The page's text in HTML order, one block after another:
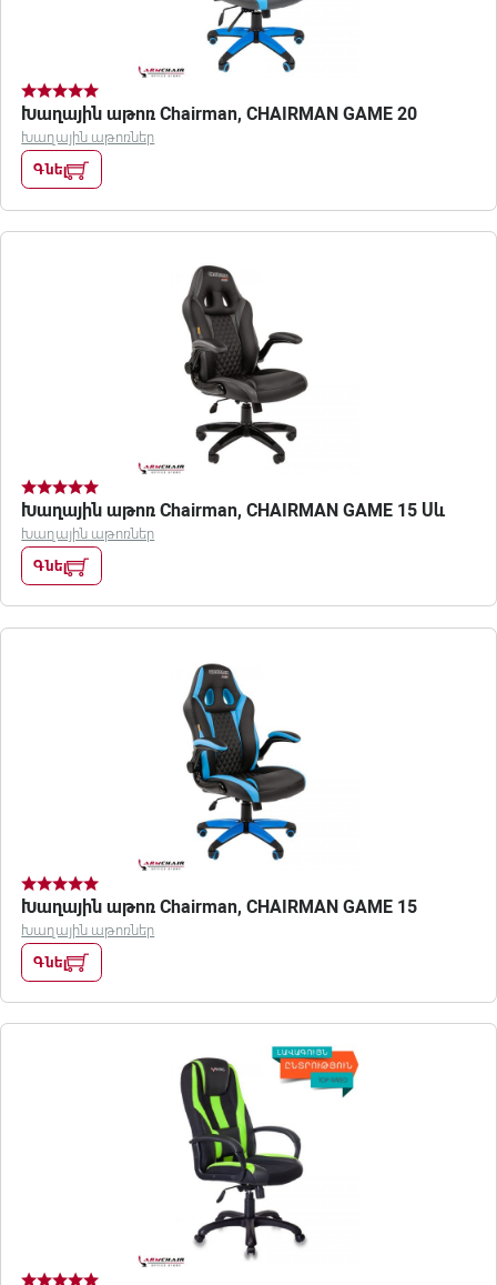
Խաղային աթոռ Chairman, CHAIRMAN GAME 20
Խաղային աթոռներ
Գնել
Խաղային աթոռ Chairman, CHAIRMAN GAME 15 Սև
Խաղային աթոռներ
Գնել
Խաղային աթոռ Chairman, CHAIRMAN GAME 15
Խաղային աթոռներ
Գնել